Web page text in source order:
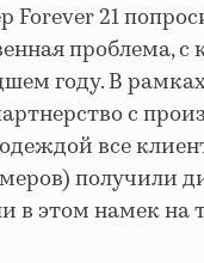
21
проблема,
году. В
с
все
получили
в этом намек на